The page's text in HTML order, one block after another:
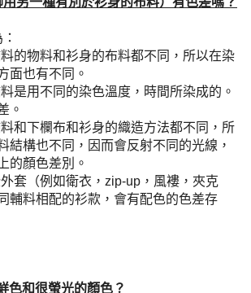
的物料和衫身的布料都不同，所以在染
面也有不同。
是用不同的染色溫度，時間所染成的。
。
和下欄布和衫身的織造方法都不同，所
結構也不同，因而會反射不同的光線，
的顏色差別。
套（例如衛衣， zip-up ，風褸，夾克
輔料相配的衫款，會有配色的色差存
和很螢光的顏色？